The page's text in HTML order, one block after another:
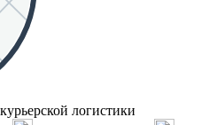
логистики